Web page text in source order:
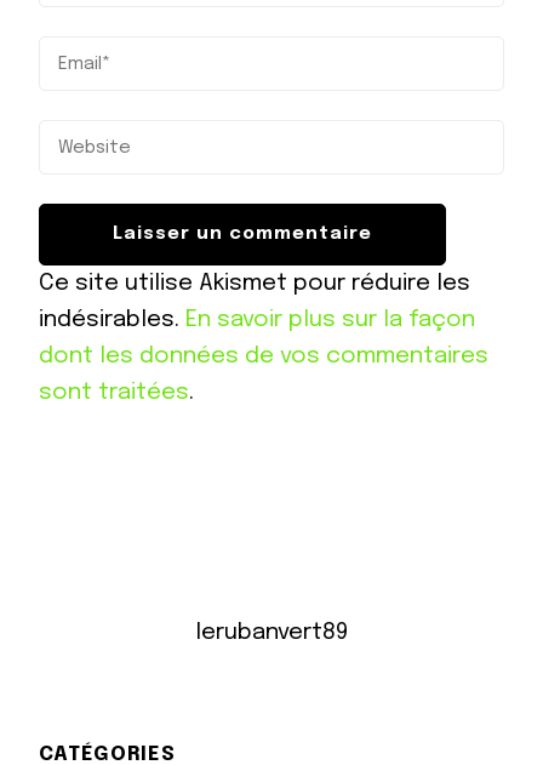
Ce site utilise Akismet pour réduire les
indésirables. En savoir plus sur la façon
dont les données de vos commentaires
sont traitées.
lerubanvert89
CATÉGORIES